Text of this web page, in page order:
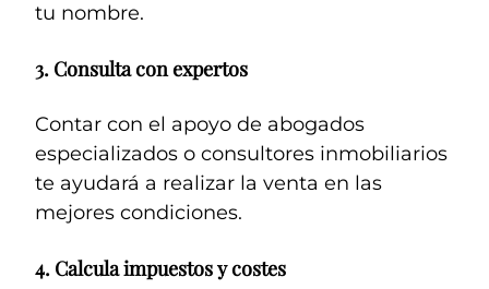
tu nombre.
3. Consulta con expertos
Contar con el apoyo de abogados
especializados o consultores inmobiliarios
te ayudará a realizar la venta en las
mejores condiciones.
4. Calcula impuestos y costes